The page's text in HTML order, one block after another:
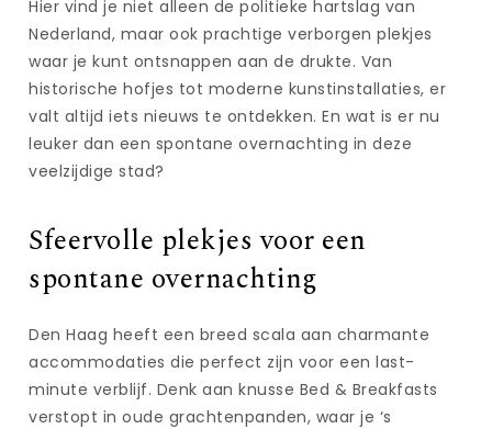
Hier vind je niet alleen de politieke hartslag van
Nederland, maar ook prachtige verborgen plekjes
waar je kunt ontsnappen aan de drukte. Van
historische hofjes tot moderne kunstinstallaties, er
valt altijd iets nieuws te ontdekken. En wat is er nu
leuker dan een spontane overnachting in deze
veelzijdige stad?
Sfeervolle plekjes voor een
spontane overnachting
Den Haag heeft een breed scala aan charmante
accommodaties die perfect zijn voor een last-
minute verblijf. Denk aan knusse Bed & Breakfasts
verstopt in oude grachtenpanden, waar je ‘s